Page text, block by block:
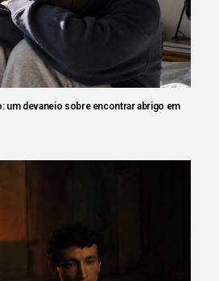
um devaneio sobre encontrar abrigo em